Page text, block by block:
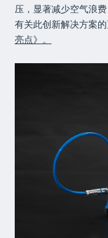
压，显著减少空气浪
有关此创新解决方案
亮点》。